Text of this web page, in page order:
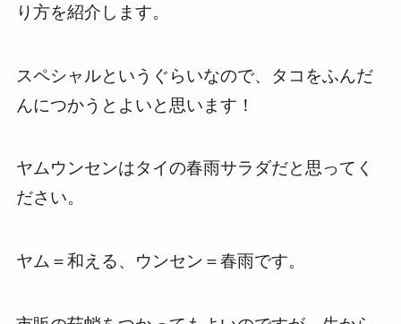
り方を紹介します。
スペシャルというぐらいなので、タコをふんだ
んにつかうとよいと思います！
ヤムウンセンはタイの春雨サラダだと思ってく
ださい。
ヤム＝和える、ウンセン＝春雨です。